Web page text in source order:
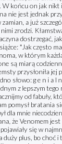
końcu on jak nikt
nie jest jednak
zamian, a już
zrodzi.
dostrzegać,
"Jak często
w którym
są miarą
przysłoniła jej
słowo: g e n i a l
z lepszym tego
od fabuły,
pomysł bratania
dla mnie
że Venomem
się w
duży plus, bo choć i